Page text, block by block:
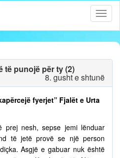
të punojë për ty (2)
8. gusht e shtunë
fyerjet” Fjalët e Urta
prej nesh, sepse jemi lënduar
të jetë provë se një person
Asgjë e gabuar nuk është